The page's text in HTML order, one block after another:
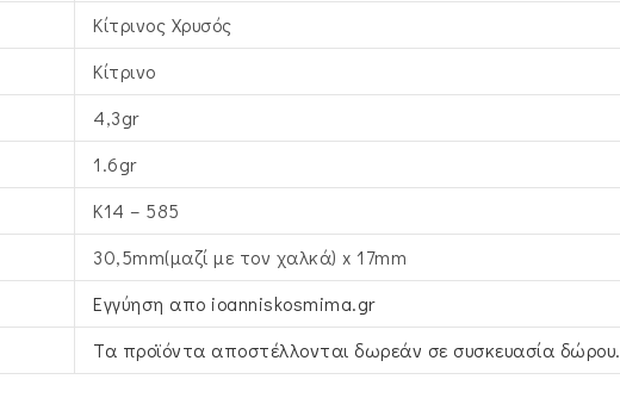
Κίτρινος Xρυσός
Κίτρινο
4,3gr
1.6gr
Κ14 – 585
30,5mm(μαζί με τον χαλκά) x 17mm
Εγγύηση απο ioanniskosmima.gr
Τα προϊόντα αποστέλλονται δωρεάν σε συσκευασία δώρου.